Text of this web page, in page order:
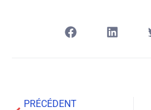
PRÉCÉDENT